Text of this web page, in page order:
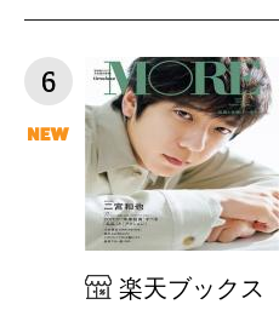
6
楽天ブックス